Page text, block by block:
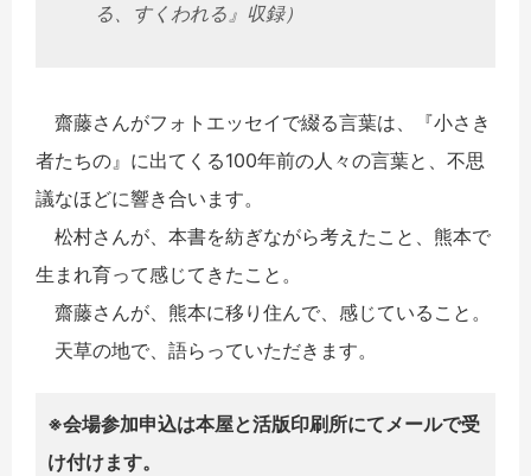
る、すくわれる』収録）
齋藤さんがフォトエッセイで綴る言葉は、『小さき
者たちの』に出てくる100年前の人々の言葉と、不思
議なほどに響き合います。
松村さんが、本書を紡ぎながら考えたこと、熊本で
生まれ育って感じてきたこと。
齋藤さんが、熊本に移り住んで、感じていること。
天草の地で、語らっていただきます。
※会場参加申込は本屋と活版印刷所にてメールで受
け付けます。